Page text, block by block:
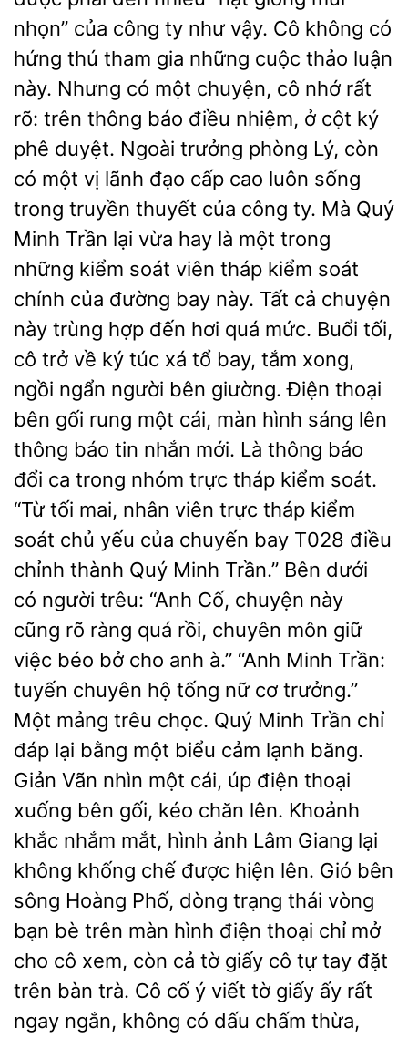
nhọn” của công ty như vậy. Cô không có
hứng thú tham gia những cuộc thảo luận
này. Nhưng có một chuyện, cô nhớ rất
rõ: trên thông báo điều nhiệm, ở cột ký
phê duyệt. Ngoài trưởng phòng Lý, còn
có một vị lãnh đạo cấp cao luôn sống
trong truyền thuyết của công ty. Mà Quý
Minh Trần lại vừa hay là một trong
những kiểm soát viên tháp kiểm soát
chính của đường bay này. Tất cả chuyện
này trùng hợp đến hơi quá mức. Buổi tối,
cô trở về ký túc xá tổ bay, tắm xong,
ngồi ngẩn người bên giường. Điện thoại
bên gối rung một cái, màn
sáng lên
thông báo tin nhắn mới. Là thông báo
đổi ca trong nhóm trực tháp kiểm soát.
“Từ tối mai, nhân viên trực tháp kiểm
soát chủ yếu của chuyến bay T028 điều
chỉnh thành Quý Minh Trần.” Bên dưới
có người trêu: “Anh Cố, chuyện này
cũng rõ ràng quá rồi, chuyên môn giữ
việc béo bở cho anh à.” “Anh Minh Trần:
tuyến chuyên hộ tống nữ cơ trưởng.”
Một mảng trêu chọc. Quý Minh Trần chỉ
đáp lại bằng một biểu cảm lạnh băng.
Giản Vãn nhìn một cái, úp điện thoại
xuống bên gối, kéo chăn lên. Khoảnh
khắc nhắm mắt, hình ảnh Lâm Giang lại
không khống chế được hiện lên. Gió bên
sông Hoàng Phố, dòng trạng thái vòng
bạn bè trên màn hình điện thoại chỉ mở
cho cô xem, còn cả tờ giấy cô tự tay đặt
trên bàn trà. Cô cố ý viết tờ giấy ấy rất
ngay ngắn, không có dấu chấm thừa,